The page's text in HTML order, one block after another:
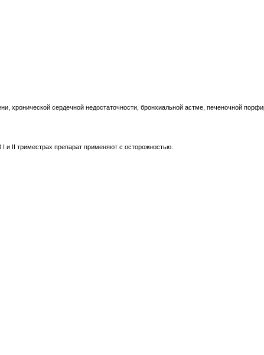
сердечной недостаточности, бронхиальной астме, печеночной
и II триместрах препарат применяют с осторожностью.